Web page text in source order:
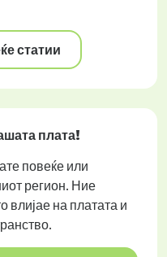
статии
плата!
повеќе или
регион. Ние
влијае на платата и